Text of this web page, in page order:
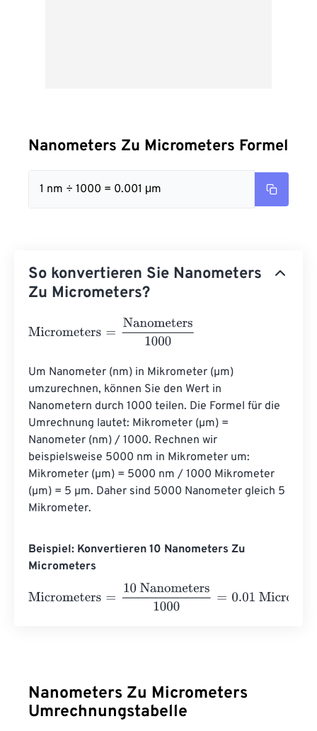
Nanometers Zu Micrometers Formel
1 nm ÷ 1000 = 0.001 μm
So konvertieren Sie Nanometers
Zu Micrometers?
Micrometers Nanometers1000
Um Nanometer (nm) in Mikrometer (µm)
umzurechnen, können Sie den Wert in
Nanometern durch 1000 teilen. Die Formel für die
Umrechnung lautet: Mikrometer (µm) =
Nanometer (nm) / 1000. Rechnen wir
beispielsweise 5000 nm in Mikrometer um:
Mikrometer (µm) = 5000 nm / 1000 Mikrometer
(µm) = 5 µm. Daher sind 5000 Nanometer gleich 5
Mikrometer.
Beispiel: Konvertieren 10 Nanometers Zu
Micrometers
Micrometers
10 Nanometers1000= Micrometers
Nanometers Zu Micrometers
Umrechnungstabelle